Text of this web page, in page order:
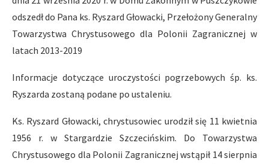
odszedł do Pana ks. Ryszard Głowacki, Przełożony Generalny
Towarzystwa Chrystusowego dla Polonii Zagranicznej w
latach 2013-2019
Informacje dotyczące uroczystości pogrzebowych śp. ks.
Ryszarda zostaną podane po ustaleniu.
Ks. Ryszard Głowacki, chrystusowiec urodził się 11 kwietnia
1956 r. w Stargardzie Szczecińskim. Do Towarzystwa
Chrystusowego dla Polonii Zagranicznej wstąpił 14 sierpnia